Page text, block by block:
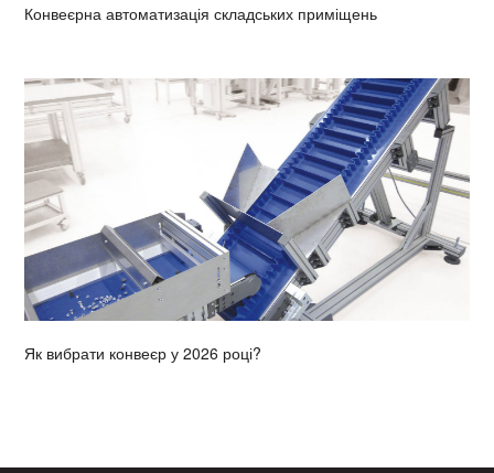
Конвеєрна автоматизація складських приміщень
Як вибрати конвеєр у 2026 році?